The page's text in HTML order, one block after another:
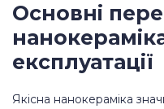
Основні
експлуатації
Якісна нанокераміка